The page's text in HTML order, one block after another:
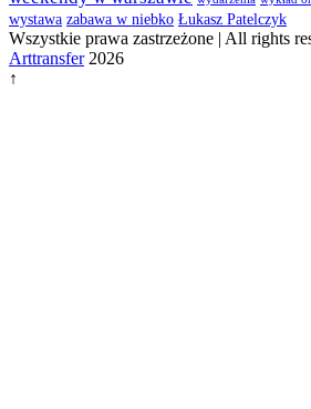
wystawa zabawa w niebko Łukasz Patelczyk
Wszystkie prawa zastrzeżone | All rights
Arttransfer2026
↑